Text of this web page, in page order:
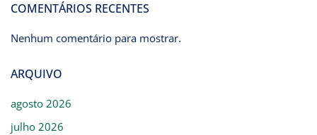
COMENTÁRIOS RECENTES
Nenhum comentário para mostrar.
ARQUIVO
agosto 2026
julho 2026